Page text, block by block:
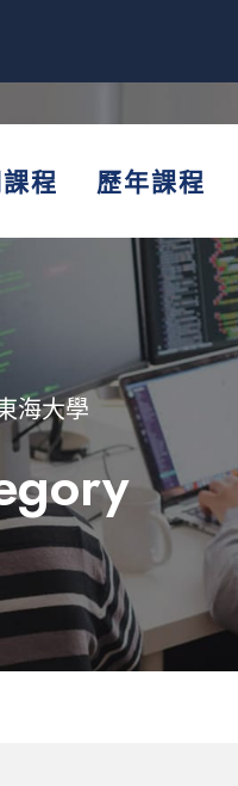
程 歷年課程
海大學